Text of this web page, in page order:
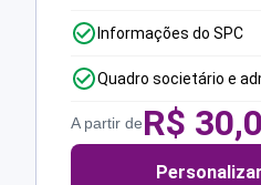
Informações do SPC
Quadro societário e
A partir deR$